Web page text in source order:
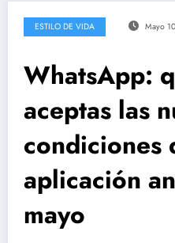
ESTILO DE VIDA Mayo
WhatsApp:
aceptas las
condiciones
aplicación
mayo